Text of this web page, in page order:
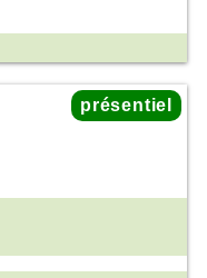
présentiel